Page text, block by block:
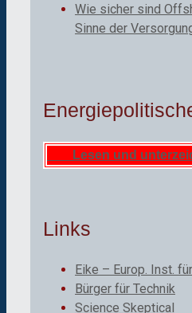
Wie sicher sind
Sinne der
Lesen und
Links
Eike – Europ. Inst.
Bürger für Technik
Science Skeptical